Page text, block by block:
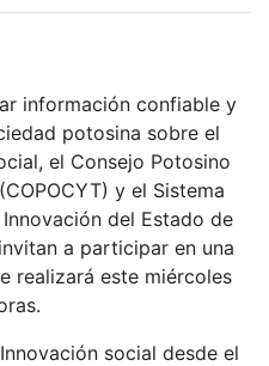
información confiable y
potosina sobre el
el Consejo Potosino
y el Sistema
del Estado de
a participar en una
realizará este miércoles
social desde el